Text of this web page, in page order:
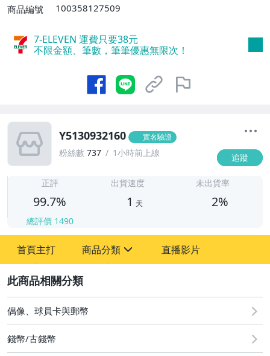
商品編號
100358127509
7-ELEVEN 運費只要38元
不限金額、筆數，筆筆優惠無限次！
Y5130932160 實名驗證
粉絲數 737 1小時前上線 追蹤
正評
99.7%
總評價 1490
出貨速度
1 天
未出貨率
2%
首頁主打 商品分類
古董、藝術與礦石
偶像、球員卡與郵幣
直播影片
偶像、球員卡與郵幣
錢幣/古錢幣